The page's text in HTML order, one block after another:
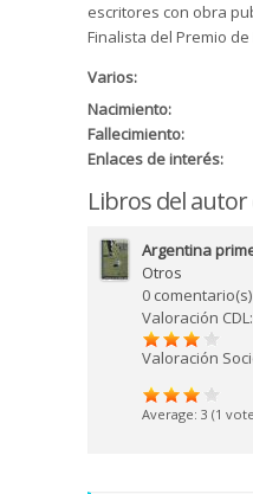
escritores con obra
Finalista del Premio
Varios:
Nacimiento:
Fallecimiento:
Enlaces de interés:
Libros del autor
Argentina
Otros
0 comentario(s)
Valoración CDL:
Valoración
Average: 3 (1